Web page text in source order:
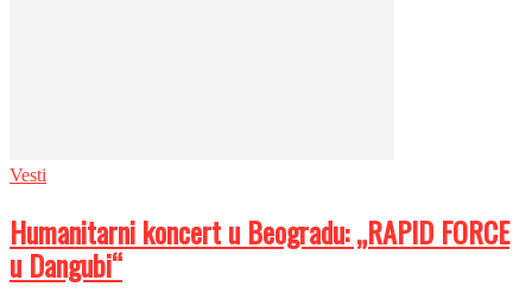
Vesti
Humanitarni koncert u Beogradu: „RAPID FORCE
u Dangubi“